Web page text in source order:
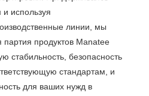
и используя
линии, мы
партия продуктов Manatee
стабильность, безопасность
стандартам, и
для ваших нужд в